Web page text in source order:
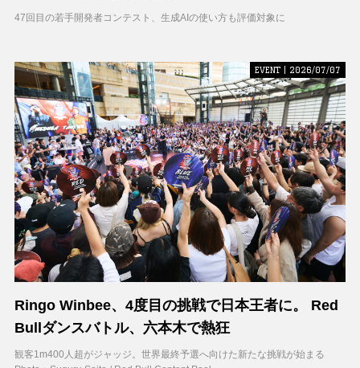
47回目の若手開発者コンテスト、生成AIの使い方も評価対象に
EVENT | 2026/07/07
Ringo Winbee、4度目の挑戦で日本王者に。 Red
Bullダンスバトル、六本木で熱狂
観客1m400人超がジャッジ。世界最終予選へ向けた新たな挑戦が始まる